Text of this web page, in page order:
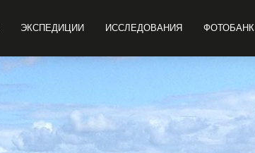
ЭКСПЕДИЦИИ ИССЛЕДОВАНИЯ ФОТОБАНК